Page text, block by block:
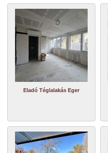
Eladó Téglalakás Eger